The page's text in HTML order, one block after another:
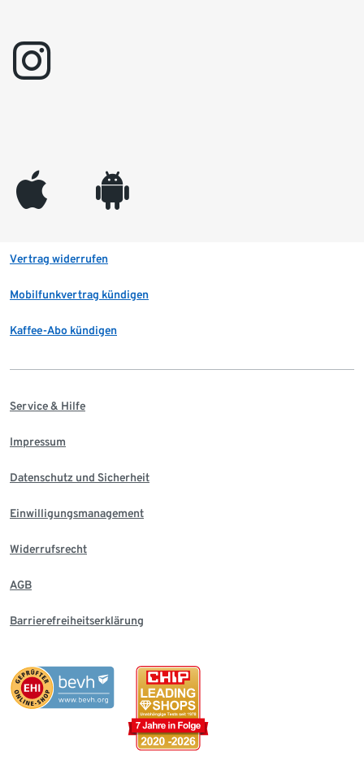
instagram
appleinc android
Vertrag widerrufen
Mobilfunkvertrag kündigen
Kaffee-Abo kündigen
Service & Hilfe
Impressum
Datenschutz und Sicherheit
Einwilligungsmanagement
Widerrufsrecht
AGB
Barrierefreiheitserklärung